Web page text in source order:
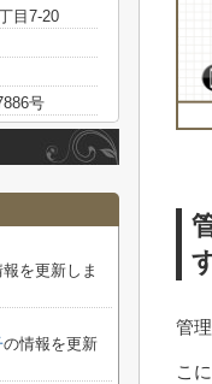
管
こ
目7-20
号
を更新しま
の情報を更新